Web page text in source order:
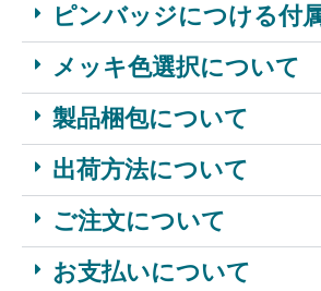
ピンバッジにつける付
メッキ色選択について
製品梱包について
出荷方法について
ご注文について
お支払いについて